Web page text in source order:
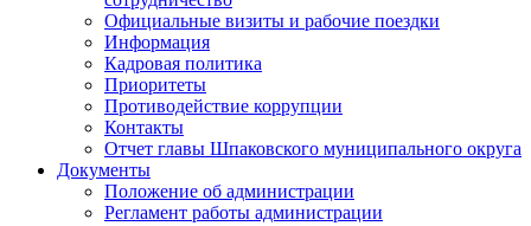
Официальные визиты и рабочие поездки
Информация
Кадровая политика
Приоритеты
Противодействие коррупции
Контакты
Отчет главы Шпаковского муниципального округа
Документы
Положение об администрации
Регламент работы администрации